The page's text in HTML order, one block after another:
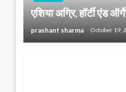
एशिया अग्रि, हॉर्टी एंड
prashant sharma October 19,